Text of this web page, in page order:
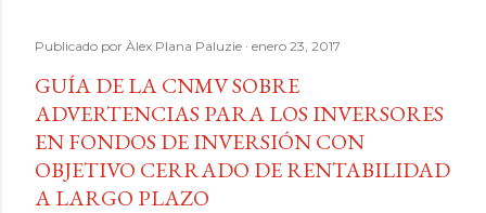
Publicado por Àlex Plana Paluzie enero 23, 2017
GUÍA DE LA CNMV SOBRE
ADVERTENCIAS PARA LOS INVERSORES
EN FONDOS DE INVERSIÓN CON
OBJETIVO CERRADO DE RENTABILIDAD
A LARGO PLAZO